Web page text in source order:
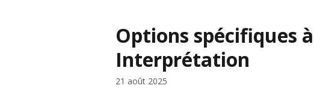
Options spécifiques
Interprétation
21 août 2025